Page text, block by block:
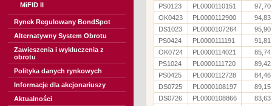
MiFID II
Rynek Regulowany BondSpot
Alternatywny System Obrotu
Zawieszenia i wykluczenia z
obrotu
Polityka danych rynkowych
Informacje dla akcjonariuszy
Aktualności
PS0123
PL0000110151
97,70
OK0423
PL0000112900
94,83
DS1023
PL0000107264
95,90
PS0424
PL0000111191
91,81
OK0724
PL0000114021
85,74
PS1024
PL0000111720
89,42
PS0425
PL0000112728
84,46
DS0725
PL0000108197
89,15
DS0726
PL0000108866
83,63